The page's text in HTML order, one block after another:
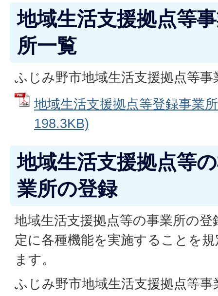
地域生活支援拠点等
所一覧
ふじみ野市地域生活支援拠点等事
地域生活支援拠点等登録事業
198.3KB)
地域生活支援拠点等
業所の登録
地域生活支援拠点等の事業所の
定に各種機能を実施することを
ます。
ふじみ野市地域生活支援拠点等事